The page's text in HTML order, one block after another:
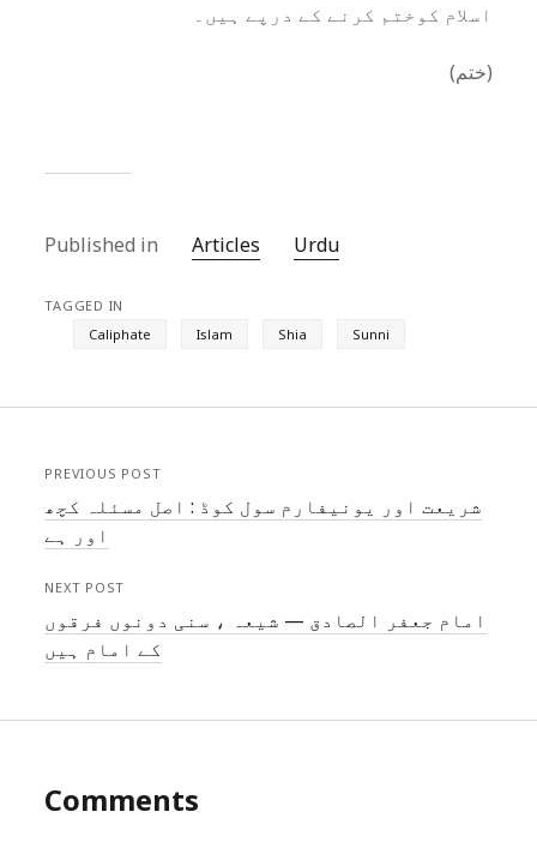
اسلام کوختم کرنے کے درپے ہیں۔
(ختم)
Published in Articles Urdu
TAGGED IN
Caliphate
Islam Shia Sunni
PREVIOUS POST
شریعت اور یونیفارم سول کوڈ : اصل مسئلہ کچھ
اور ہے
NEXT POST
امام جعفر الصادق — شیعہ ، سنی دونوں فرقوں
کے امام ہیں
Comments